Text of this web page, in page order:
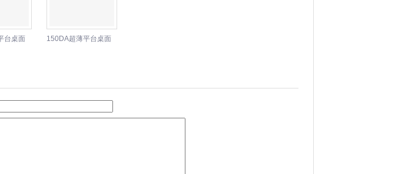
台桌面
150DA超薄平台桌面